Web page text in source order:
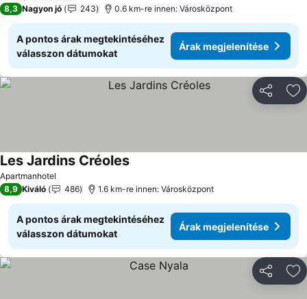
8,3 Nagyon jó 243 0.6 km-re innen: Városközpont
A pontos árak megtekintéséhez
válasszon dátumokat
Árak megjelenítése
Apartmanhotel
Les Jardins CréolesÁrak megjelenítése
8,9 Kiváló 486 1.6 km-re innen: Városközpont
A pontos árak megtekintéséhez
válasszon dátumokat
Árak megjelenítése